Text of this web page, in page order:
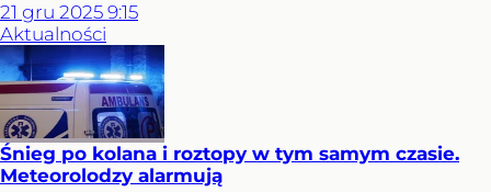
21 gru 2025 9:15
Aktualności
Śnieg po kolana i roztopy w tym samym czasie.
Meteorolodzy alarmują